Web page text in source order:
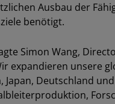
Ausbau der
benötigt.
Simon Wang,
expandieren unsere
Deutschland